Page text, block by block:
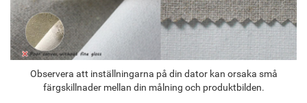
Observera att inställningarna på din dator kan orsaka små
färgskillnader mellan din målning och produktbilden.